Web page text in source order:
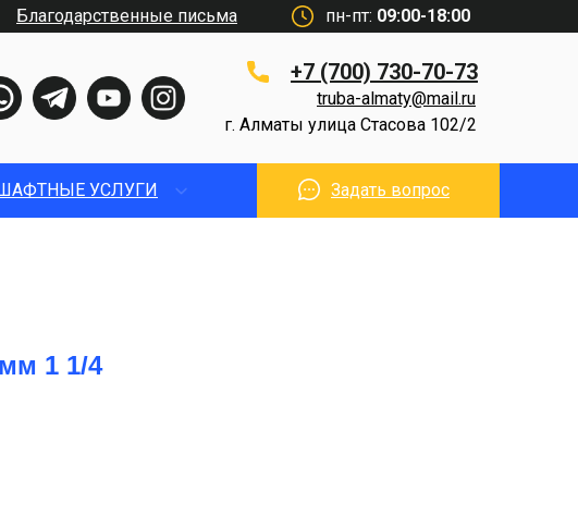
пн-пт: 09:00-18:00
+7 (700) 730-70-73
г. Алматы улица Стасова 102/2
truba-almaty@mail.ru
Благодарственные письма
УСЛУГИ Задать вопрос
1 1/4